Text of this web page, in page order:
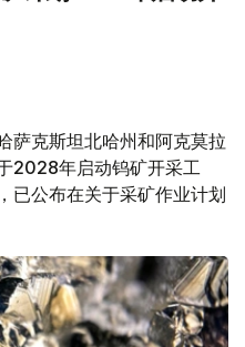
萨克斯坦北哈州和阿克莫拉
2028年启动钨矿开采工
已公布在关于采矿作业计划